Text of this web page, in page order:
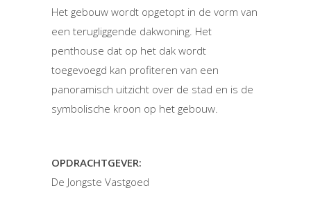
Het gebouw wordt opgetopt in de vorm van
een terugliggende dakwoning. Het
penthouse dat op het dak wordt
toegevoegd kan profiteren van een
panoramisch uitzicht over de stad en is de
symbolische kroon op het gebouw.
OPDRACHTGEVER:
De Jongste Vastgoed